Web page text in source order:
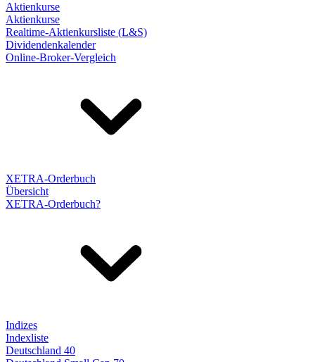
Aktienkurse
Aktienkurse
Realtime-Aktienkursliste (L&S)
Dividendenkalender
Online-Broker-Vergleich
XETRA-Orderbuch
Übersicht
XETRA-Orderbuch?
Indizes
Indexliste
Deutschland 40